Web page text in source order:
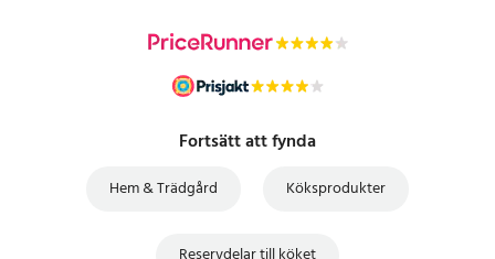
Fortsätt att fynda
Hem & Trädgård Köksprodukter